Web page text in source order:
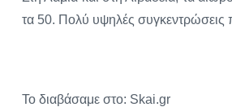
τα 50. Πολύ υψηλές
Το διαβάσαμε στο: Skai.gr